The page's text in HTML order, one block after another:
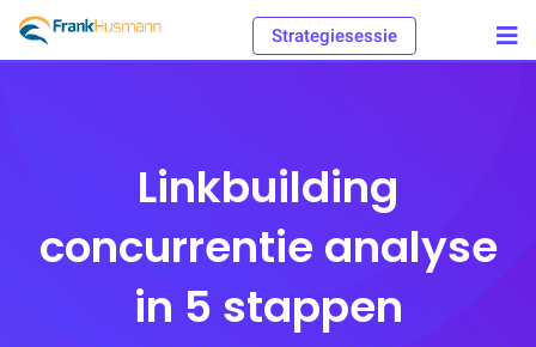
Skip
Strategiesessie
Linkbuilding
concurrentie analyse
in 5 stappen